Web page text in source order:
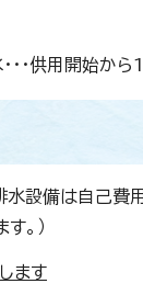
・・供用開始から
設備は自己費
。）
ます